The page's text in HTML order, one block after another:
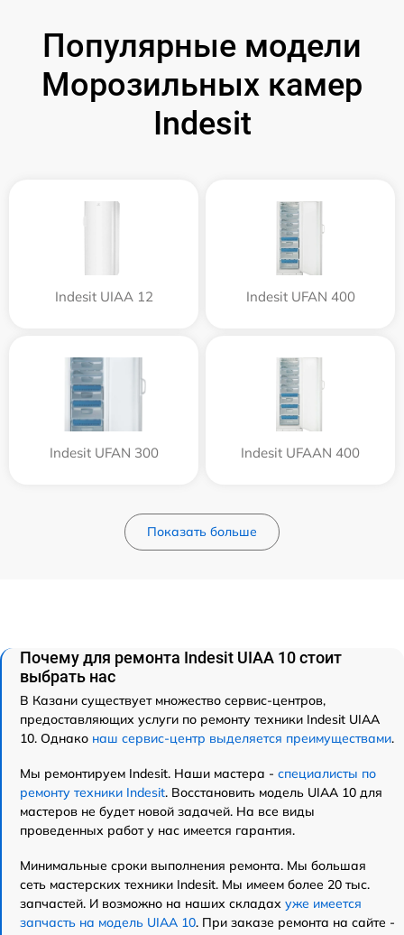
Популярные модели
Морозильных камер
Indesit
Indesit UIAA 12 Indesit UFAN 400
Indesit UFAN 300 Indesit UFAAN 400
Показать больше
Почему для ремонта Indesit UIAA 10 стоит
выбрать нас
В Казани существует множество сервис-центров,
предоставляющих услуги по ремонту техники Indesit UIAA
10. Однако наш сервис-центр выделяется преимуществами.
Мы ремонтируем Indesit. Наши мастера - специалисты по
ремонту техники Indesit. Восстановить модель UIAA 10 для
мастеров не будет новой задачей. На все виды
проведенных работ у нас имеется гарантия.
Минимальные сроки выполнения ремонта. Мы большая
сеть мастерских техники Indesit. Мы имеем более 20 тыс.
запчастей. И возможно на наших складах уже имеется
запчасть на модель UIAA 10. При заказе ремонта на сайте -